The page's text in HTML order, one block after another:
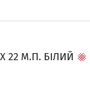
22 М.П. БІЛИЙ